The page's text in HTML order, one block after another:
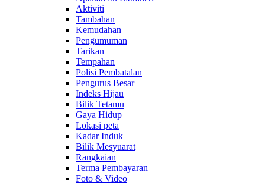
Aktiviti
Tambahan
Kemudahan
Pengumuman
Tarikan
Tempahan
Polisi Pembatalan
Pengurus Besar
Indeks Hijau
Bilik Tetamu
Gaya Hidup
Lokasi peta
Kadar Induk
Bilik Mesyuarat
Rangkaian
Terma Pembayaran
Foto & Video